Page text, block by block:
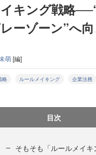
キング戦略
ーゾーン”へ
萌[編]
略 ルールメイキング 企業法務
目次
そもそも「ルールメイ